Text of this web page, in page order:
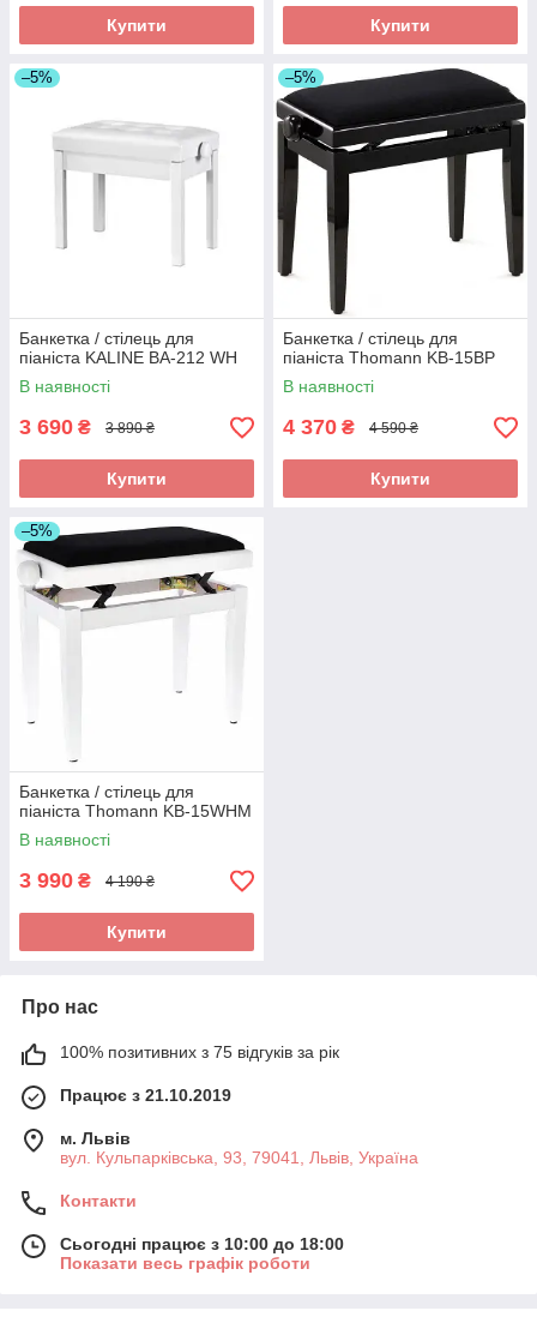
Купити Купити
–5%
Банкетка / стілець для
піаніста KALINE BA-212 WH
В наявності
3 690 ₴ 3 890 ₴
Купити
–5%
Банкетка / стілець для
піаніста Thomann KB-15BP
В наявності
4 370 ₴ 4 590 ₴
Купити
–5%
Банкетка / стілець для
піаніста Thomann KB-15WHM
В наявності
3 990 ₴ 4 190 ₴
Купити
Про нас
100% позитивних з 75 відгуків за рік
Працює з 21.10.2019
м. Львів
вул. Кульпарківська, 93, 79041, Львів, Україна
Контакти
Сьогодні працює з 10:00 до 18:00
Показати весь графік роботи